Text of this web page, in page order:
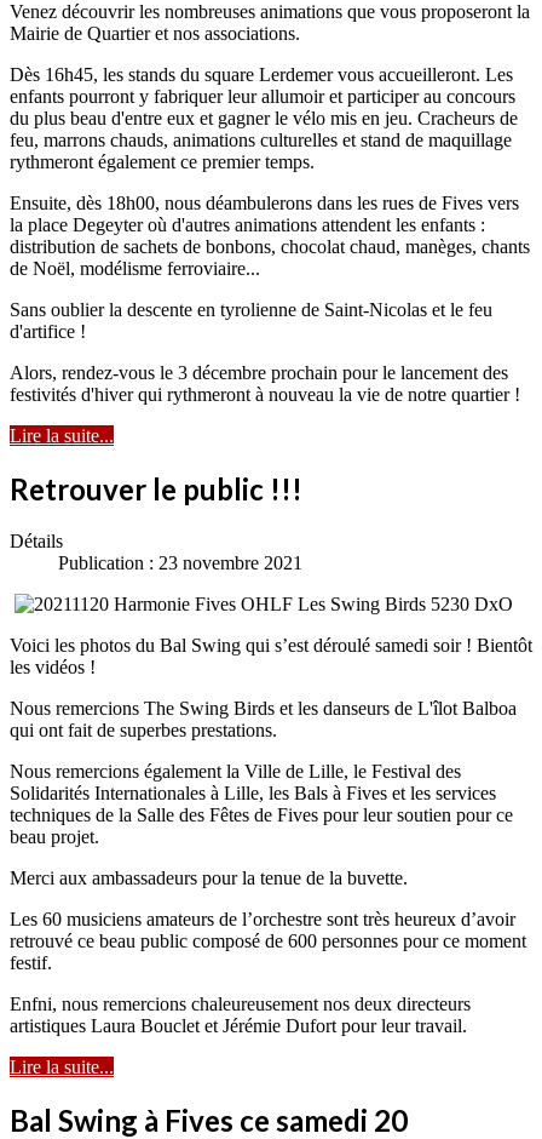
Venez découvrir les nombreuses animations que vous proposeront la
Mairie de Quartier et nos associations.
Dès 16h45, les stands du square Lerdemer vous accueilleront. Les
enfants pourront y fabriquer leur allumoir et participer au concours
du plus beau d'entre eux et gagner le vélo mis en jeu. Cracheurs de
feu, marrons chauds, animations culturelles et stand de maquillage
rythmeront également ce premier temps.
Ensuite, dès 18h00, nous déambulerons dans les rues de Fives vers
la place Degeyter où d'autres animations attendent les enfants :
distribution de sachets de bonbons, chocolat chaud, manèges, chants
de Noël, modélisme ferroviaire...
Sans oublier la descente en tyrolienne de Saint-Nicolas et le feu
d'artifice !
Alors, rendez-vous le 3 décembre prochain pour le lancement des
festivités d'hiver qui rythmeront à nouveau la vie de notre quartier !
Lire la suite...
Retrouver le public !!!
Détails
Publication : 23 novembre 2021
Voici les photos du Bal Swing qui s’est déroulé samedi soir ! Bientôt
les vidéos !
Nous remercions The Swing Birds et les danseurs de L'îlot Balboa
qui ont fait de superbes prestations.
Nous remercions également la Ville de Lille, le Festival des
Solidarités Internationales à Lille, les Bals à Fives et les services
techniques de la Salle des Fêtes de Fives pour leur soutien pour ce
beau projet.
Merci aux ambassadeurs pour la tenue de la buvette.
Les 60 musiciens amateurs de l’orchestre sont très heureux d’avoir
retrouvé ce beau public composé de 600 personnes pour ce moment
festif.
Enfni, nous remercions chaleureusement nos deux directeurs
artistiques Laura Bouclet et Jérémie Dufort pour leur travail.
Lire la suite...
Bal Swing à Fives ce samedi 20